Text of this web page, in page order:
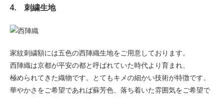
4. 刺繍生地
家紋刺繍額には五色の西陣織生地をご用意しております。
西陣織は京都が平安の都と呼ばれていた時代より育まれ、
極められてきた織物です。とてもキメの細かい技術が特徴です。
華やかさをご希望であれば蘇芳色、落ち着いた雰囲気をご希望で